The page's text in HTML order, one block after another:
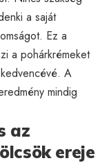
a saját
Ez a
a pohárkrémeket
A
mindig
az
ereje